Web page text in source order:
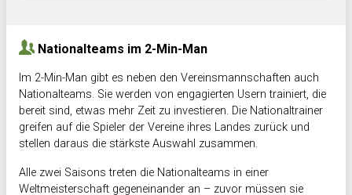
Nationalteams im 2-Min-Man
Im 2-Min-Man gibt es neben den Vereinsmannschaften auch
Nationalteams. Sie werden von engagierten Usern trainiert, die
bereit sind, etwas mehr Zeit zu investieren. Die Nationaltrainer
greifen auf die Spieler der Vereine ihres Landes zurück und
stellen daraus die stärkste Auswahl zusammen.
Alle zwei Saisons treten die Nationalteams in einer
Weltmeisterschaft gegeneinander an – zuvor müssen sie